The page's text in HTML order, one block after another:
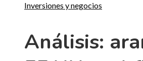
Inversiones y negocios
Análisis: